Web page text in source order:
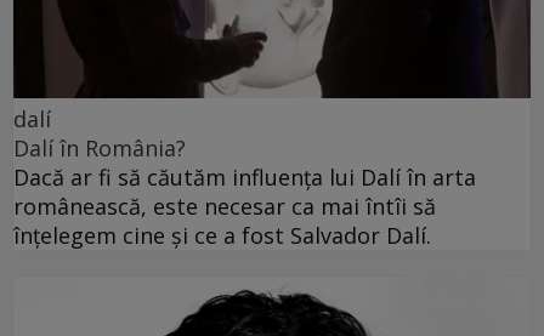
dalí
Dalí în România?
Dacă ar fi să căutăm influența lui Dalí în arta
românească, este necesar ca mai întîi să
înțelegem cine și ce a fost Salvador Dalí.